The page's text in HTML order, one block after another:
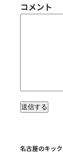
コメント
名古屋のキッ